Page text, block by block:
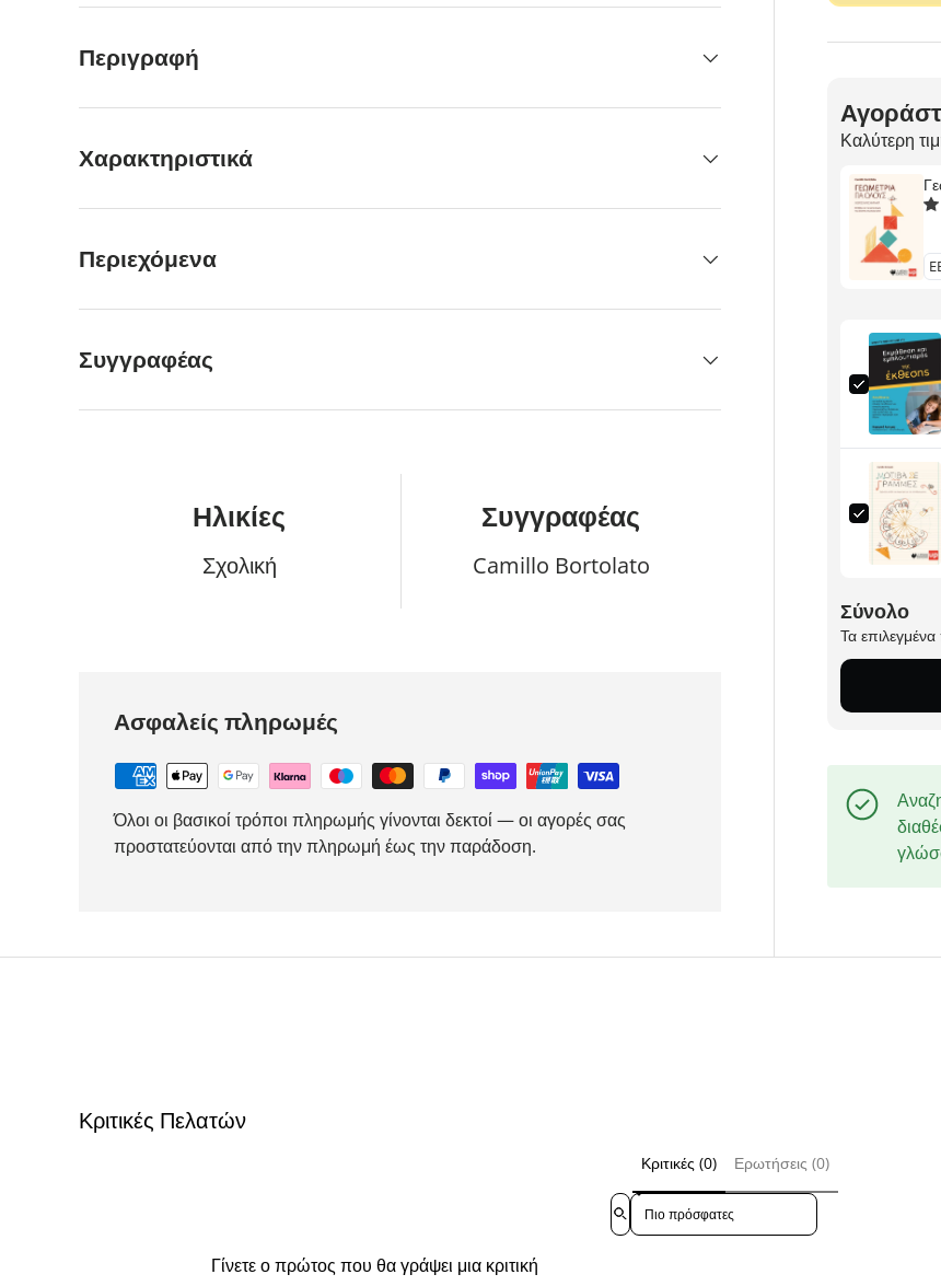
Καλύτερη
Σύνολο
Τα
Περιγραφή
Χαρακτηριστικά
Περιεχόμενα
Συγγραφέας
Ηλικίες
Σχολική
Συγγραφέας
Camillo Bortolato
Ασφαλείς πληρωμές
Όλοι οι βασικοί τρόποι πληρωμής γίνονται δεκτοί — οι αγορές σας
προστατεύονται από την πληρωμή έως την παράδοση.
Κριτικές Πελατών
Κριτικές (0) Ερωτήσεις (0)
Sort reviews by
Γίνετε ο πρώτος που θα γράψει μια κριτική